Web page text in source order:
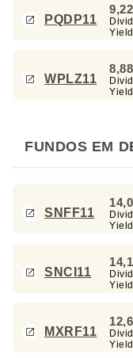
PQDP11
Yield
WPLZ11
Yield
FUNDOS EM
SNFF11
Yield
SNCI11
Yield
MXRF11
Yield